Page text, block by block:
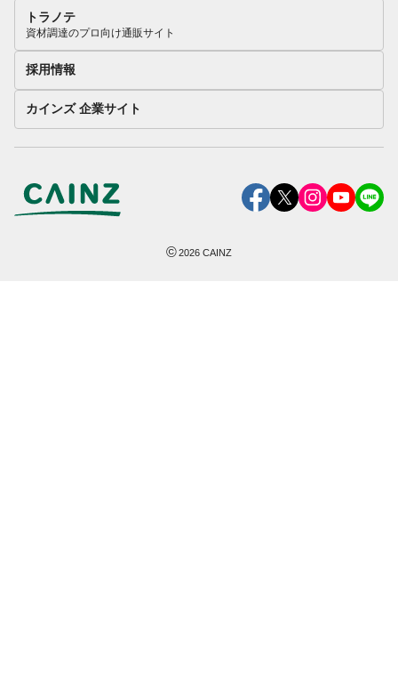
トラノテ
資材調達のプロ向け通販サイト
採用情報
カインズ 企業サイト
©2026 CAINZ